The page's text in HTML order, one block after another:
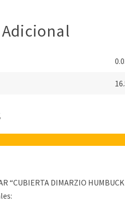
“CUBIERTA DIMARZIO